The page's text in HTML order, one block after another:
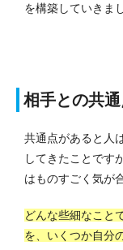
を構築していきま
相手との共
共通点があると人
してきたことです
はものすごく気が
どんな些細なこと
を、いくつか自分